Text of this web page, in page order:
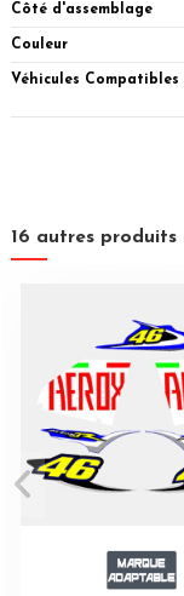
Côté d'assemblage
Couleur
Véhicules Compatibles
16 autres